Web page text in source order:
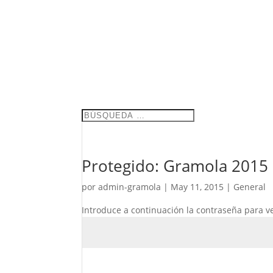
Protegido: Gramola 2015
poradmin-gramola | May 11, 2015 | General
Introduce a continuación la contraseña para